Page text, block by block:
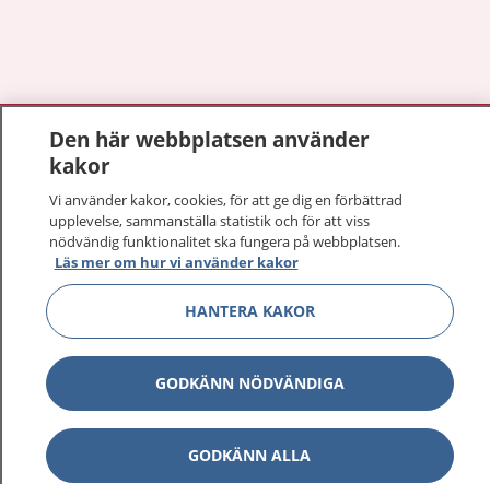
1177 på flera språk
Om 1177
Kontakt
Behandling av personuppgifter
Hantering av kakor
Inställningar för kakor
Den här webbplatsen använder
kakor
Vi använder kakor, cookies, för att ge dig en förbättrad
upplevelse, sammanställa statistik och för att viss
nödvändig funktionalitet ska fungera på webbplatsen.
Läs mer om hur vi använder kakor
HANTERA KAKOR
GODKÄNN NÖDVÄNDIGA
GODKÄNN ALLA